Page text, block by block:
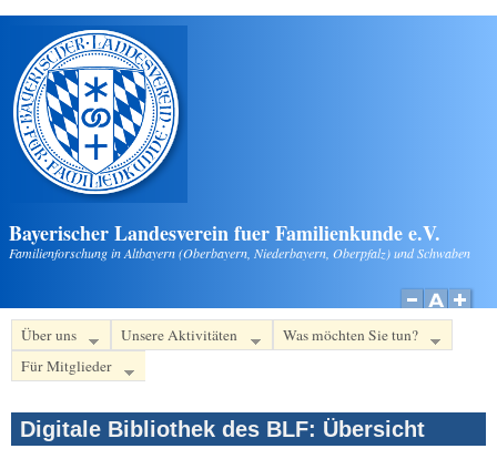
Direkt zum Inhalt
Bayerischer Landesverein fuer Familienkunde e.V.
Familienforschung in Altbayern (Oberbayern, Niederbayern, Oberpfalz) und Schwaben
Über uns Unsere Aktivitäten
Was möchten Sie tun?
Für Mitglieder
Digitale Bibliothek des BLF: Übersicht